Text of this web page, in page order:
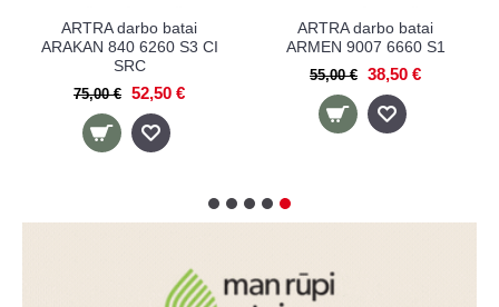
ARTRA darbo batai
ARAKAN 840 6260 S3 CI
SRC
75,00 € 52,50 €
ARTRA darbo batai
ARMEN 9007 6660 S1
55,00 € 38,50 €